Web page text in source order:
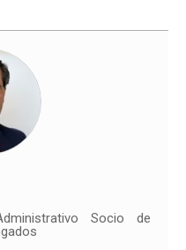
Socio de